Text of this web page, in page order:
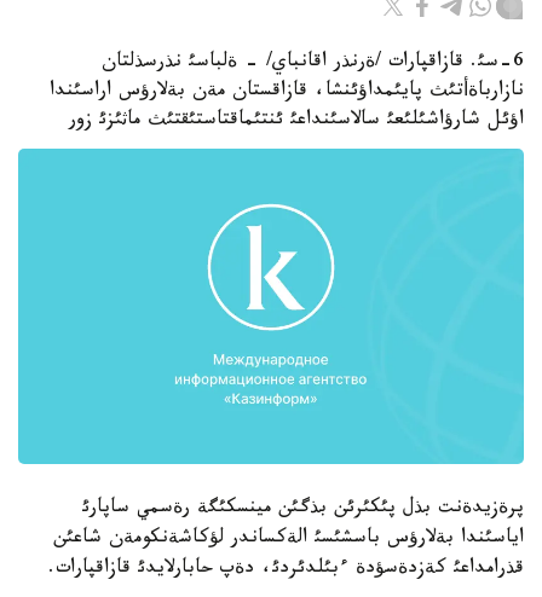
6-سئ. قازاقپارات /ةرنذر اقانباي/ - ةلباسئ نذرسذلتان
نازارباةأتئث پايئمداؤئنشا، قازاقستان مةن بةلارؤس اراسئندا
اؤئل شارؤاشئلئعئ سالاسئنداعئ ئنتئماقتاستئقتئث ماثئزئ زور
پرةزيدةنت بذل پئكئرئن بذگئن مينسكئگة رةسمي ساپارئ
اياسئندا بةلارؤس باسشئسئ الةكساندر لؤكاشةنكومةن شاعئن
قذرامداعئ كةزدةسؤدة ءبئلدئردئ، دةپ حابارلايدئ قازاقپارات.